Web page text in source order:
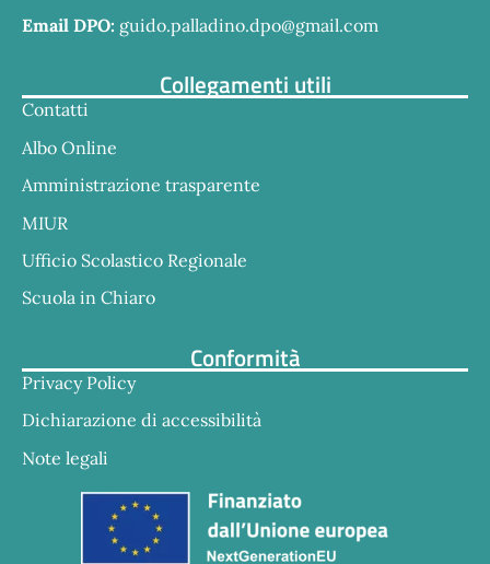
Email DPO: guido.palladino.dpo@gmail.com
Collegamenti utili
Contatti
Albo Online
Amministrazione trasparente
MIUR
Ufficio Scolastico Regionale
Scuola in Chiaro
Conformità
Privacy Policy
Dichiarazione di accessibilità
Note legali